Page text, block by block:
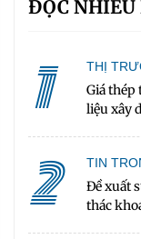
ĐỌC NHIỀU
1 THỊ
Giá thép
liệu xây
2 TIN
Đề xuất
thác